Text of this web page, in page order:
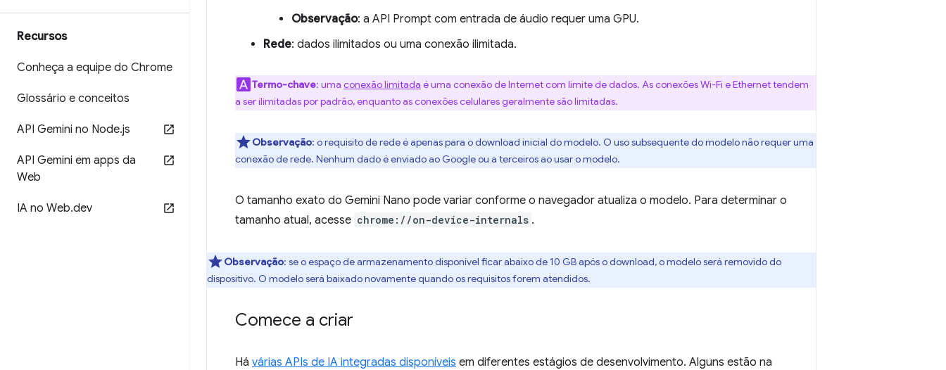
Recursos
Conheça a equipe do Chrome
Glossário e conceitos
API Gemini no Node.js
API Gemini em apps da
Web
IA no Web.dev
Observação: a API Prompt com entrada de áudio requer uma GPU.
Rede: dados ilimitados ou uma conexão ilimitada.
Termo-chave: uma conexão limitada é uma conexão de Internet com limite de dados. As conexões Wi-Fi e Ethernet tendem
a ser ilimitadas por padrão, enquanto as conexões celulares geralmente são limitadas.
Observação: o requisito de rede é apenas para o download inicial do modelo. O uso subsequente do modelo não requer uma
conexão de rede. Nenhum dado é enviado ao Google ou a terceiros ao usar o modelo.
O tamanho exato do Gemini Nano pode variar conforme o navegador atualiza o modelo. Para determinar o
tamanho atual, acesse chrome://on-device-internals .
Observação: se o espaço de armazenamento disponível ficar abaixo de 10 GB após o download, o modelo será removido do
dispositivo. O modelo será baixado novamente quando os requisitos forem atendidos.
Comece a criar
Há várias APIs de IA integradas disponíveis em diferentes estágios de desenvolvimento. Alguns estão na